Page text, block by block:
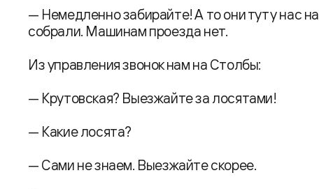
— Немедленно забирайте! А то они тут у нас
собрали. Машинам проезда нет.
Из управления звонок нам на Столбы:
— Крутовская? Выезжайте за лосятами!
— Какие лосята?
— Сами не знаем. Выезжайте скорее.